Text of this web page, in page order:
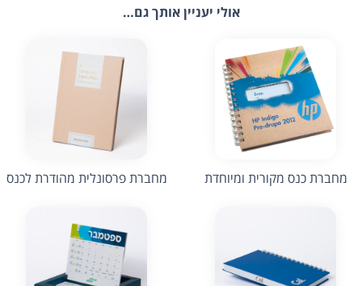
אולי יעניין אותך גם…
מחברת כנס מקורית ומיוחדת מחברת פרסונלית מהודרת לכנס